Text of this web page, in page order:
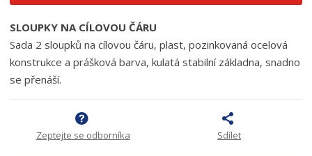
SLOUPKY NA CÍLOVOU ČÁRU
Sada 2 sloupků na cílovou čáru, plast, pozinkovaná ocelová
konstrukce a prášková barva, kulatá stabilní základna, snadno
se přenáší.
Zeptejte se odborníka Sdílet